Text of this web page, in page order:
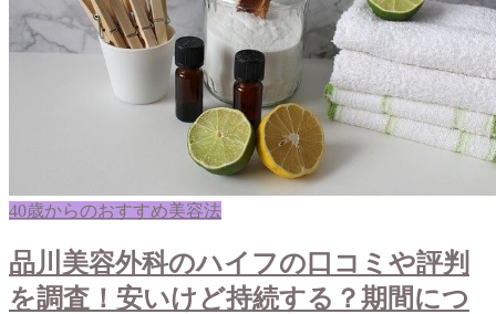
40歳からのおすすめ美容法
品川美容外科のハイフの口コミや評判
を調査！安いけど持続する？期間につ